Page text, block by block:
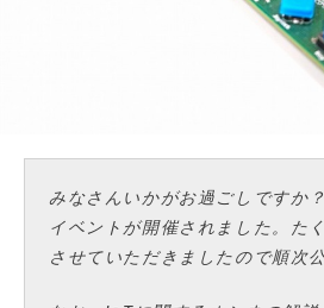
みなさんいかがお過ごしですか
イベントが開催されました。た
させていただきましたので順次